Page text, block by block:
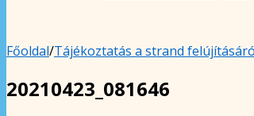
Főoldal/Tájékoztatás a strand
20210423_081646